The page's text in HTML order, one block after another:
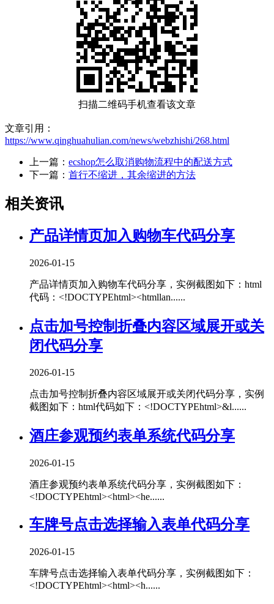
扫描二维码手机查看该文章
文章引用：
https://www.qinghuahulian.com/news/webzhishi/268.html
上一篇： ecshop怎么取消购物流程中的配送方式
下一篇： 首行不缩进，其余缩进的方法
相关资讯
产品详情页加入购物车代码分享
2026-01-15
产品详情页加入购物车代码分享，实例截图如下：html
代码：<!DOCTYPEhtml><htmllan......
点击加号控制折叠内容区域展开或关
闭代码分享
2026-01-15
点击加号控制折叠内容区域展开或关闭代码分享，实例
截图如下：html代码如下：<!DOCTYPEhtml>&l......
酒庄参观预约表单系统代码分享
2026-01-15
酒庄参观预约表单系统代码分享，实例截图如下：
<!DOCTYPEhtml><html><he......
车牌号点击选择输入表单代码分享
2026-01-15
车牌号点击选择输入表单代码分享，实例截图如下：
<!DOCTYPEhtml><html><h......